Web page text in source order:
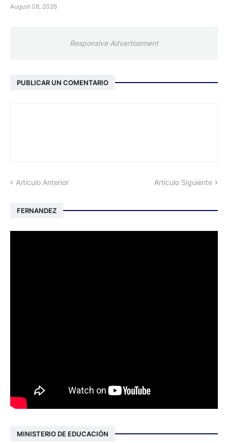
August 08, 2026
Responsive Advertisement
PUBLICAR UN COMENTARIO
Artículo Anterior Artículo Siguiente
FERNANDEZ
MINISTERIO DE EDUCACIÓN